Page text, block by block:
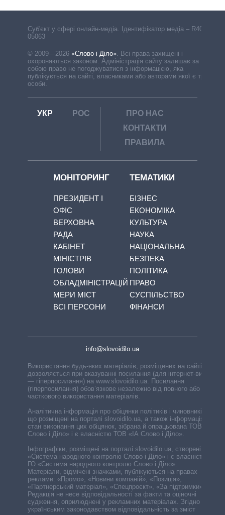
Cуб'єкт у сфері онлайн-медіа. Ідентифікатор медіа – R40-
05063
© 2009—2026 «Слово і Діло»
Всі права захищені і
охороняються законом. Адміністрація сайту залишає за
собою право не погоджуватися з інформацією, яка
публікується на сайті, власниками або авторами якої є треті
особи.
УКР РОС
ПРО НАС
КОНТАКТИ
ПРАВИЛА
МОНІТОРИНГ
ПРЕЗИДЕНТ І
ОФІС
ВЕРХОВНА
РАДА
КАБІНЕТ
МІНІСТРІВ
ГОЛОВИ
ОБЛАДМІНІСТРАЦІЙ
МЕРИ МІСТ
ВСІ ПЕРСОНИ
ТЕМАТИКИ
БІЗНЕС
ЕКОНОМІКА
КУЛЬТУРА
НАУКА
НАЦІОНАЛЬНА
БЕЗПЕКА
ПОЛІТИКА
ПРАВО
СУСПІЛЬСТВО
ФІНАНСИ
info@slovoidilo.ua
Використання будь-яких матеріалів, розміщених на сайті,
дозволяється при вказуванні посилання (для інтернет-видань
— гіперпосилання) на www.slovoidilo.ua. Посилання
(гіперпосилання) обов’язкове незалежно від повного або
часткового використання матеріалів.
Аналітична інформація про обіцянки політиків і чиновників,
що розміщені на порталі slovoidilo.ua, а також інформація про
стан виконання цих обіцянок, зібрана й опрацьована ТОВ «ІА
Слово і Діло» і є власністю ТОВ «ІА Слово і Діло».
Інфографіки, розміщені на порталі slovoidilo.ua, створені ГО
«Система народного контролю Слово і Діло» і є власністю
ГО «Система народного контролю Слово і Діло».
Матеріали, відмічені значками, публікуються на правах
реклами: «Промо», «Новини компаній», «Позиція»,
«Партнерський матеріал», «Спецпроєкт», «За підтримки».
Редакція не несе відповідальності за факти та оціночні
судження, оприлюднені у рекламних матеріалах. Згідно з
українським законодавством відповідальність за зміст